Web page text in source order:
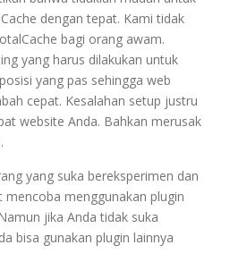
dengan tepat. Kami tidak
bagi orang awam.
yang harus dilakukan untuk
yang pas sehingga web
cepat. Kesalahan setup justru
website Anda. Bahkan merusak
yang suka bereksperimen dan
mencoba menggunakan plugin
jika Anda tidak suka
bisa gunakan plugin lainnya